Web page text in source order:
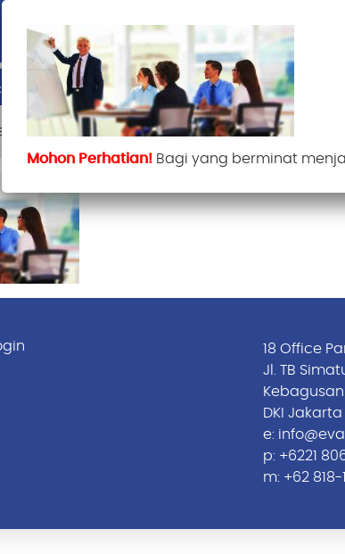
Blog Contact Us
18 Office
Jl. TB
DKI
e:
p: +6221
m: +62
Mohon Perhatian!Bagi yang berminat